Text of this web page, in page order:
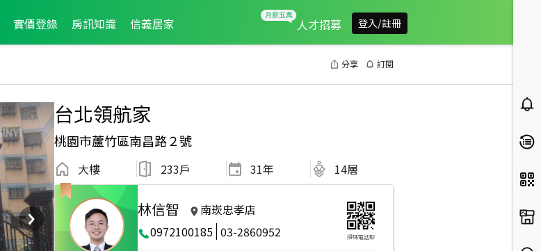
實價登錄 房訊知識 信義居家 人才招募 登入/註冊
分享 訂閱
台北領航家
桃園市蘆竹區南昌路２號
大樓 233戶 31年 14層
林信智
南崁忠孝店
0972100185 03-2860952 掃碼電話聊